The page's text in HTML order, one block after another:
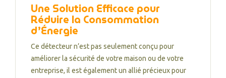
Une Solution Efficace pour
Réduire la Consommation
d’Énergie
Ce détecteur n’est pas seulement conçu pour
améliorer la sécurité de votre maison ou de votre
entreprise, il est également un allié précieux pour